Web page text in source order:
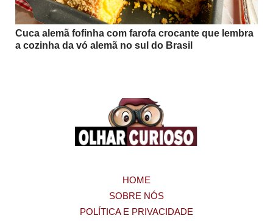
Cuca alemã fofinha com farofa crocante que lembra
a cozinha da vó alemã no sul do Brasil
HOME
SOBRE NÓS
POLÍTICA E PRIVACIDADE